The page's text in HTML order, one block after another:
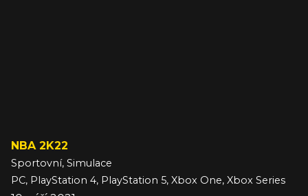
NBA 2K22
Sportovní, Simulace
PC, PlayStation 4, PlayStation 5, Xbox One, Xbox Series